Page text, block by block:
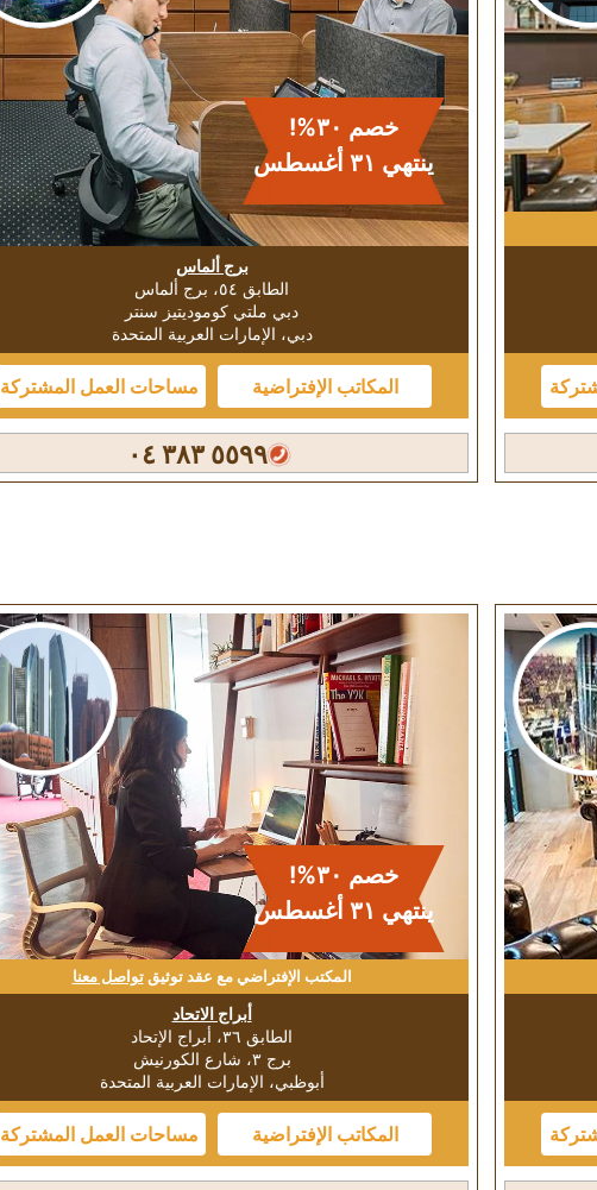
خصم ٣٠%!
ينتهي ٣۱ أغسطس
برج ألماس
الطابق ٥٤، برج ألماس
دبي ملتي كوموديتيز سنتر
دبي، الإمارات العربية المتحدة
المكاتب الإفتراضية مساحات العمل المشتركة
٥٥٩٩ ٣٨٣ ٠٤
خصم ٣٠%!
ينتهي ٣۱ أغسطس
المكتب الإفتراضي مع عقد توثيقتواصل معنا
أبراج الاتحاد
الطابق ٣٦، أبراج الإتحاد
برج ٣، شارع الكورنيش
أبوظبي، الإمارات العربية المتحدة
المكاتب الإفتراضية مساحات العمل المشتركة